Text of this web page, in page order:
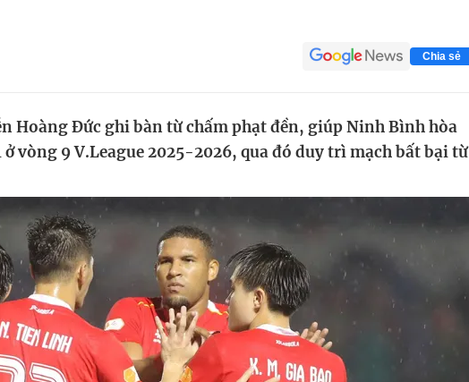
Chia sẻ
Hoàng Đức ghi bàn từ chấm phạt đền, giúp Ninh Bình hòa
ở vòng 9 V.League 2025-2026, qua đó duy trì mạch bất bại từ